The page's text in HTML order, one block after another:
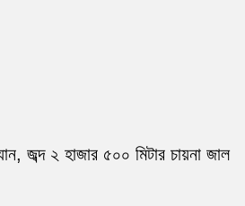
জব্দ ২ হাজার ৫০০ মিটার চায়না জাল